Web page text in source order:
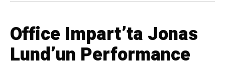
Office Impart’ta Jonas
Lund’un Performance